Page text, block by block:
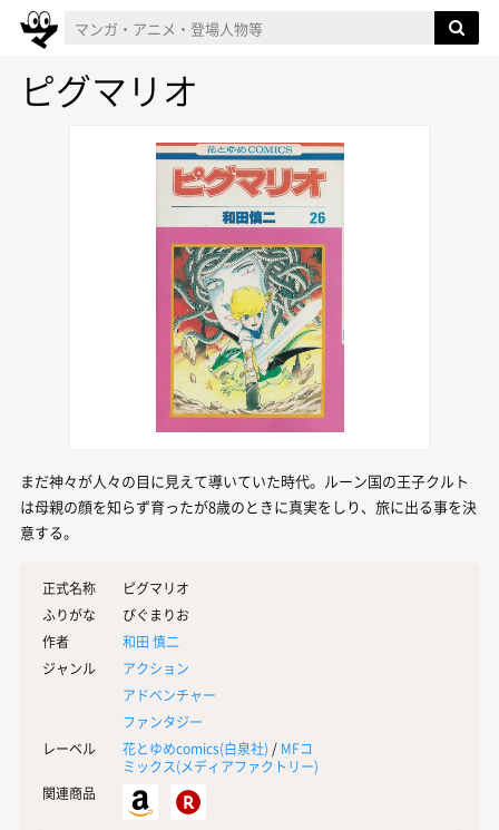
ピグマリオ
まだ神々が人々の目に見えて導いていた時代。ルーン国の王子クルト
は母親の顔を知らず育ったが8歳のときに真実をしり、旅に出る事を決
意する。
正式名称
ピグマリオ
ふりがな
ぴぐまりお
作者
和田 慎二
ジャンル
アクション
アドベンチャー
ファンタジー
レーベル
花とゆめcomics(白泉社) / MFコ
ミックス(メディアファクトリー)
関連商品